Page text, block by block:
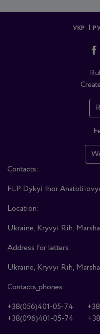
УКР
Contacts:
FLP Dykyi Ihor
Location:
Ukraine, Kryvyi Rih,
Address for letters:
Ukraine, Kryvyi Rih,
Contacts_phones:
+38(056)401-05-74
+38(096)401-05-74